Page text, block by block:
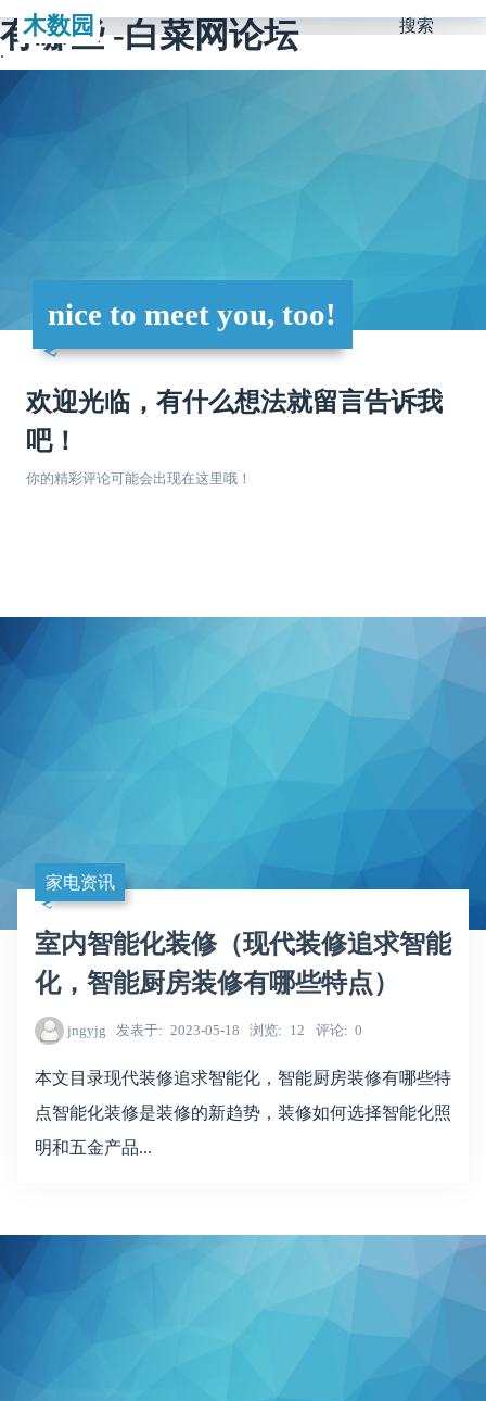
有哪些 -白菜网论坛
木数园 搜索
nice to meet you, too!
欢迎光临，有什么想法就留言告诉我
吧！
你的精彩评论可能会出现在这里哦！
家电资讯
室内智能化装修（现代装修追求智能
化，智能厨房装修有哪些特点）
jngyjg 发表于 2023-05-18 浏览 12 评论 0
本文目录现代装修追求智能化，智能厨房装修有哪些特
点智能化装修是装修的新趋势，装修如何选择智能化照
明和五金产品...